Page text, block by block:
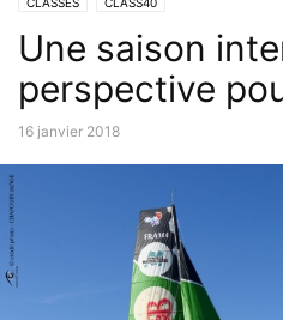
Une saison
perspective
16 janvier 2018